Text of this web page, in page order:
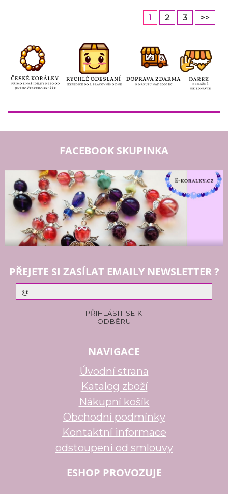
1 2 3 >>
FACEBOOK SKUPINKA
PŘEJETE SI ZASÍLAT EMAILY NEWSLETTER ?
NAVIGACE
Úvodní strana
Katalog zboží
Nákupní košík
Obchodní podmínky
Kontaktní informace
odstoupeni od smlouvy
ESHOP PROVOZUJE